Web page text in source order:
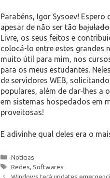
Parabéns, Igor Sysoev!
apesar de não ser tãobajulado
Livre, os seus feitos e
colocá-lo entre estes grandes
muito útil para mim, nos
para os meus estudantes.
de servidores WEB,
populares, além de dar-lhes a
em sistemas hospedados em
proveitosas!
E adivinhe qual deles era o
Categories
Notícias
Tags
Redes, Softwares
Windows terá updates